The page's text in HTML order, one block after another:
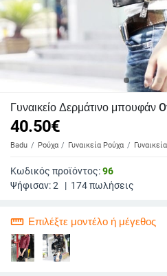
Γυναικείο Δερμάτινο μπουφάν
40.50€
Badu Ρούχα Γυναικεία Ρούχα
Κωδικός προϊόντος:96
Ψήφισαν:2 | 174πωλήσεις
straighten Επιλέξτε μοντέλο ή μέγεθος